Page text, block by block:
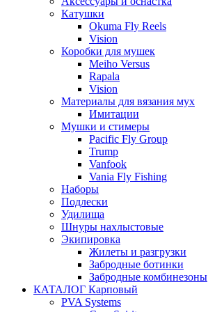
Катушки
Okuma Fly Reels
Vision
Коробки для мушек
Meiho Versus
Rapala
Vision
Материалы для вязания мух
Имитации
Мушки и стимеры
Pacific Fly Group
Trump
Vanfook
Vania Fly Fishing
Наборы
Подлески
Удилища
Шнуры нахлыстовые
Экипировка
Жилеты и разгрузки
Забродные ботинки
Забродные комбинезоны
КАТАЛОГ Карповый
PVA Systems